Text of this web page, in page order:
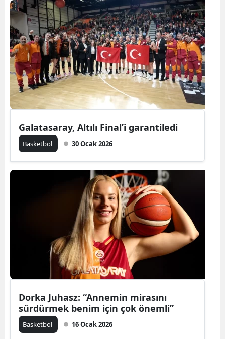
Galatasaray, Altılı Final’i garantiledi
Basketbol 30 Ocak 2026
Dorka Juhasz: “Annemin mirasını
sürdürmek benim için çok önemli”
Basketbol 16 Ocak 2026